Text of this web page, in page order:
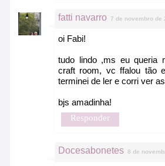
fatti navarro 7 de novembro de
oi Fabi!
tudo lindo ,ms eu queria
craft room, vc ffalou tão
terminei de ler e corri ver
bjs amadinha!
Responder
Docesabonetes 8 de